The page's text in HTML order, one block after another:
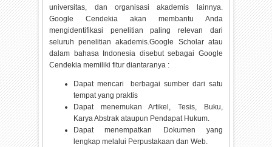
universitas, dan organisasi akademis lainnya.
Google Cendekia akan membantu Anda
mengidentifikasi penelitian paling relevan dari
seluruh penelitian akademis.Google Scholar atau
dalam bahasa Indonesia disebut sebagai Google
Cendekia memiliki fitur diantaranya :
Dapat mencari berbagai sumber dari satu
tempat yang praktis
Dapat menemukan Artikel, Tesis, Buku,
Karya Abstrak ataupun Pendapat Hukum.
Dapat menempatkan Dokumen yang
lengkap melalui Perpustakaan dan Web.